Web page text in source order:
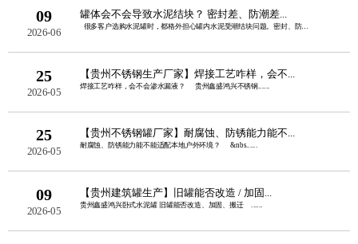
09
2026-06
罐体会不会导致水泥结块？ 密封差、防潮差...
很多客户选购水泥罐时，都格外担心罐内水泥受潮结块问题。密封、防潮性......
25
2026-05
【贵州不锈钢生产厂家】焊接工艺咋样，会不...
焊接工艺咋样，会不会渗水漏液？ 贵州鑫盛鸿兴不锈钢......
25
2026-05
【贵州不锈钢罐厂家】耐腐蚀、防锈能力能不...
耐腐蚀、防锈能力能不能适配本地户外环境？ &nbs......
09
2026-05
【贵州建筑罐生产】旧罐能否改造 / 加固...
贵州鑫盛鸿兴卧式水泥罐 旧罐能否改造、加固、搬迁 ......